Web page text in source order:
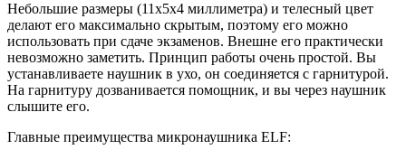
Небольшие размеры (11х5х4 миллиметра) и телесный цвет
делают его максимально скрытым, поэтому его можно
использовать при сдаче экзаменов. Внешне его практически
невозможно заметить. Принцип работы очень простой. Вы
устанавливаете наушник в ухо, он соединяется с гарнитурой.
На гарнитуру дозванивается помощник, и вы через наушник
слышите его.
Главные преимущества микронаушника ELF: